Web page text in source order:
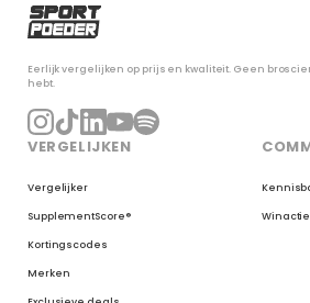
Eerlijk vergelijken op prijs en kwaliteit. Geen
hebt.
VERGELIJKEN
Vergelijker
SupplementScore®
Kortingscodes
Merken